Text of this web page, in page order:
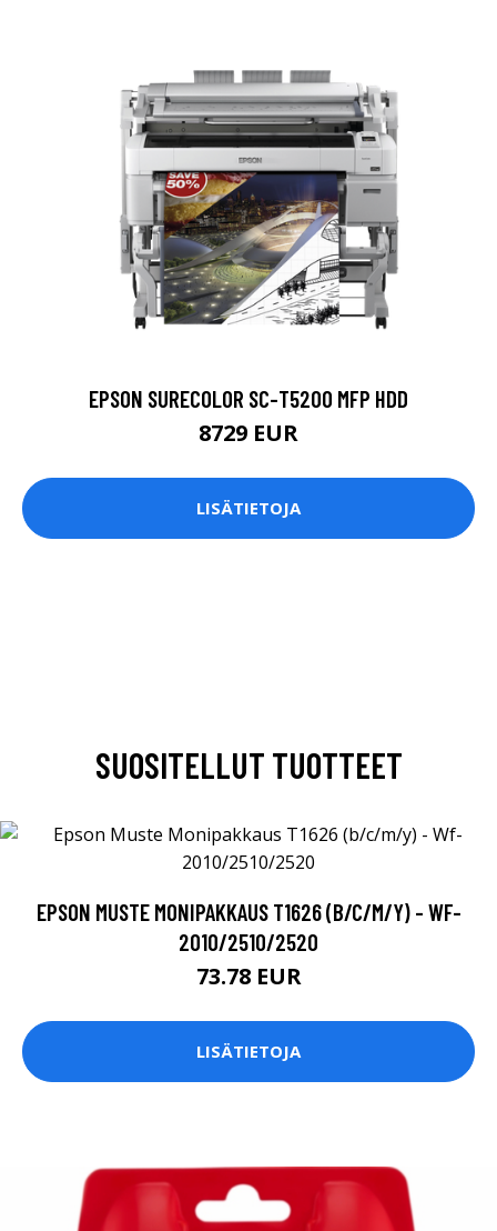
EPSON SURECOLOR SC-T5200 MFP HDD
8729 EUR
LISÄTIETOJA
SUOSITELLUT TUOTTEET
EPSON MUSTE MONIPAKKAUS T1626 (B/C/M/Y) - WF-
2010/2510/2520
73.78 EUR
LISÄTIETOJA